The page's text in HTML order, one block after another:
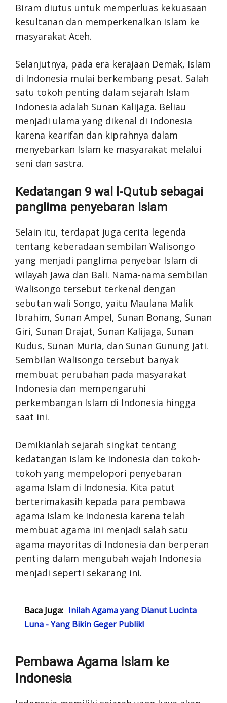
Biram diutus untuk memperluas kekuasaan
kesultanan dan memperkenalkan Islam ke
masyarakat Aceh.
Selanjutnya, pada era kerajaan Demak, Islam
di Indonesia mulai berkembang pesat. Salah
satu tokoh penting dalam sejarah Islam
Indonesia adalah Sunan Kalijaga. Beliau
menjadi ulama yang dikenal di Indonesia
karena kearifan dan kiprahnya dalam
menyebarkan Islam ke masyarakat melalui
seni dan sastra.
Kedatangan 9 wal l-Qutub sebagai
panglima penyebaran Islam
Selain itu, terdapat juga cerita legenda
tentang keberadaan sembilan Walisongo
yang menjadi panglima penyebar Islam di
wilayah Jawa dan Bali. Nama-nama sembilan
Walisongo tersebut terkenal dengan
sebutan wali Songo, yaitu Maulana Malik
Ibrahim, Sunan Ampel, Sunan Bonang, Sunan
Giri, Sunan Drajat, Sunan Kalijaga, Sunan
Kudus, Sunan Muria, dan Sunan Gunung Jati.
Sembilan Walisongo tersebut banyak
membuat perubahan pada masyarakat
Indonesia dan mempengaruhi
perkembangan Islam di Indonesia hingga
saat ini.
Demikianlah sejarah singkat tentang
kedatangan Islam ke Indonesia dan tokoh-
tokoh yang mempelopori penyebaran
agama Islam di Indonesia. Kita patut
berterimakasih kepada para pembawa
agama Islam ke Indonesia karena telah
membuat agama ini menjadi salah satu
agama mayoritas di Indonesia dan berperan
penting dalam mengubah wajah Indonesia
menjadi seperti sekarang ini.
Baca Juga: Inilah Agama yang Dianut Lucinta
Luna - Yang Bikin Geger Publik!
Pembawa Agama Islam ke
Indonesia